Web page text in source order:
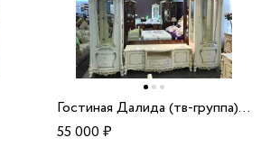
Гостиная Далида (тв-группа) бмк
55 000₽